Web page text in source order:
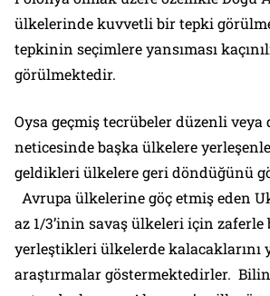
ülkelerinde kuvvetli bir tepki
tepkinin seçimlere yansıması
görülmektedir.
Oysa geçmiş tecrübeler düzenli veya
neticesinde başka ülkelere
geldikleri ülkelere geri döndüğünü
Avrupa ülkelerine göç etmiş eden
az 1/3’inin savaş ülkeleri için zaferle
yerleştikleri ülkelerde kalacaklarını
araştırmalar göstermektedirler.